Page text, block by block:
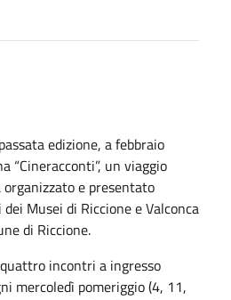
edizione, a febbraio
“Cineracconti”, un viaggio
e presentato
dei Musei di Riccione e Valconca
di Riccione.
incontri a ingresso
mercoledì pomeriggio (4, 11,